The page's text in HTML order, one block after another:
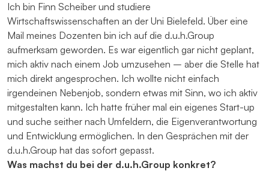
Ich bin Finn Scheiber und studiere
Wirtschaftswissenschaften an der Uni Bielefeld. Über eine
Mail meines Dozenten bin ich auf die d.u.h.Group
aufmerksam geworden. Es war eigentlich gar nicht geplant,
mich aktiv nach einem Job umzusehen – aber die Stelle hat
mich direkt angesprochen. Ich wollte nicht einfach
irgendeinen Nebenjob, sondern etwas mit Sinn, wo ich aktiv
mitgestalten kann. Ich hatte früher mal ein eigenes Start-up
und suche seither nach Umfeldern, die Eigenverantwortung
und Entwicklung ermöglichen. In den Gesprächen mit der
d.u.h.Group hat das sofort gepasst.
Was machst du bei der d.u.h.Group konkret?